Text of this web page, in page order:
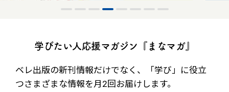
学びたい人応援マガジン『まなマガ』
ベレ出版の新刊情報だけでなく、
「学び」に役立
つさまざまな情報を月2回お届けします。